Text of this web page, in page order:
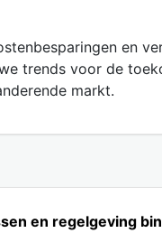
en
trends voor de
markt.
en regelgeving